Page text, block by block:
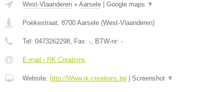
West-Vlaanderen » Aarsele Google maps ▼
Poekestraat, 8700 Aarsele (West-Vlaanderen)
Tel: 0473262298, Fax: -, BTW-nr: -
E-mail › RK Creations
Website: http://Www.rk-creations.be Screenshot ▼